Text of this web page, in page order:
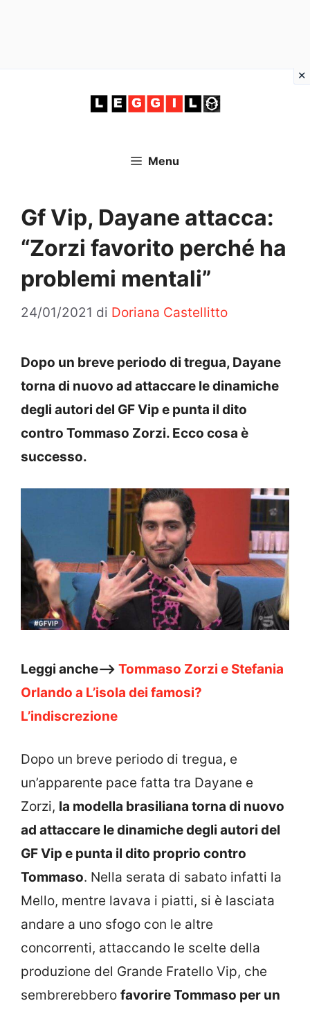
Menu
Gf Vip, Dayane attacca:
“Zorzi favorito perché ha
problemi mentali”
24/01/2021 di Doriana Castellitto
Dopo un breve periodo di tregua, Dayane
torna di nuovo ad attaccare le dinamiche
degli autori del GF Vip e punta il dito
contro Tommaso Zorzi. Ecco cosa è
successo.
Leggi anche–> Tommaso Zorzi e Stefania
Orlando a L’isola dei famosi?
L’indiscrezione
Dopo un breve periodo di tregua, e
un’apparente pace fatta tra Dayane e
Zorzi, la modella brasiliana torna di nuovo
ad attaccare le dinamiche degli autori del
GF Vip e punta il dito proprio contro
Tommaso. Nella serata di sabato infatti la
Mello, mentre lavava i piatti, si è lasciata
andare a uno sfogo con le altre
concorrenti, attaccando le scelte della
produzione del Grande Fratello Vip, che
sembrerebbero favorire Tommaso per un